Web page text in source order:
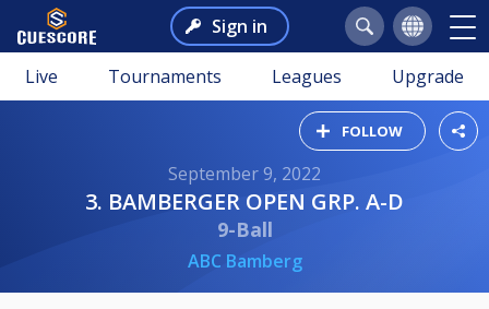
Sign in
Live Tournaments Leagues Upgrade
FOLLOW
September 9, 2022
3. BAMBERGER OPEN GRP. A-D
9-Ball
ABC Bamberg